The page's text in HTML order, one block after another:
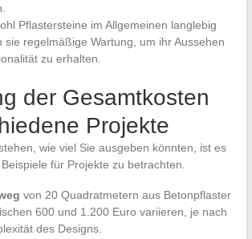
Pflastersteine im Allgemeinen langlebig
sie regelmäßige Wartung, um ihr Aussehen
zu erhalten.
der Gesamtkosten
Projekte
wie viel Sie ausgeben könnten, ist es
für Projekte zu betrachten.
von 20 Quadratmetern aus Betonpflaster
600 und 1.200 Euro variieren, je nach
des Designs.